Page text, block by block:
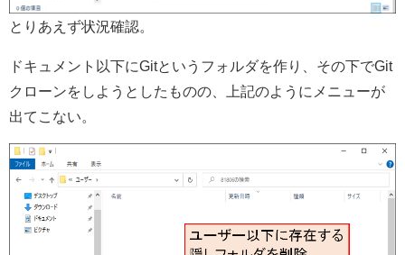
とりあえず状況確認。
ドキュメント以下にGitというフォルダを作り、その下でGit
クローンをしようとしたものの、上記のようにメニューが
出てこない。